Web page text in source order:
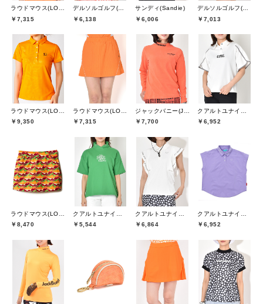
ラウドマウス(LOUDMOUTH)
￥7,315
デルソルゴルフ(DELSOL GOLF)
￥6,138
サンディ(Sandie)
￥6,006
デルソルゴルフ(DELSOL GOLF)
￥7,013
ラウドマウス(LOUDMOUTH)
￥9,350
ラウドマウス(LOUDMOUTH)
￥7,315
ジャックバニー(Jack Bunny)
￥7,700
クアルトユナイテッド(CUARTO UNITED)
￥6,952
ラウドマウス(LOUDMOUTH)
￥8,470
クアルトユナイテッド(CUARTO UNITED)
￥5,544
クアルトユナイテッド(CUARTO UNITED)
￥6,864
クアルトユナイテッド(CUARTO UNITED)
￥6,952